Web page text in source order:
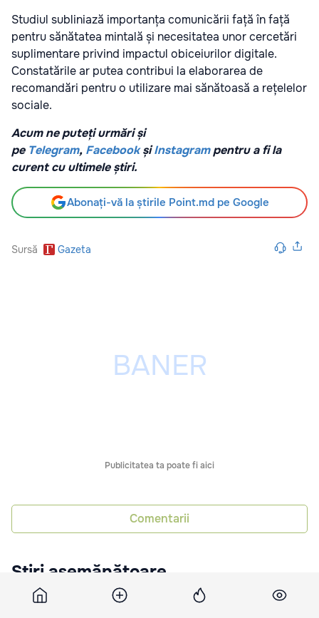
Studiul subliniază importanța comunicării față în față
pentru sănătatea mintală și necesitatea unor cercetări
suplimentare privind impactul obiceiurilor digitale.
Constatările ar putea contribui la elaborarea de
recomandări pentru o utilizare mai sănătoasă a rețelelor
sociale.
Acum ne puteți urmări și
pe Telegram, FacebookșiInstagrampentru a fi la
curent cu ultimele știri.
Abonați-vă la știrile Point.md pe Google
Sursă Gazeta
Publicitatea ta poate fi aici
Comentarii
Știri asemănătoare